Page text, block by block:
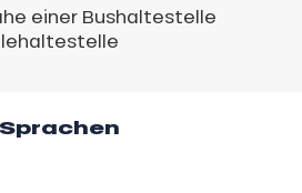
einer Bushaltestelle